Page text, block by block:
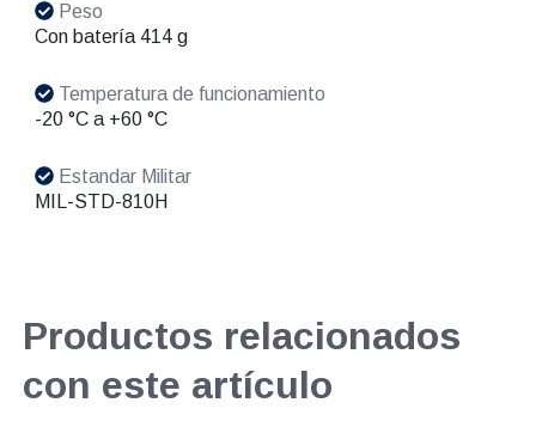
Peso
Con batería 414 g
Temperatura de funcionamiento
-20 °C a +60 °C
Estandar Militar
MIL-STD-810H
Productos relacionados
con este artículo